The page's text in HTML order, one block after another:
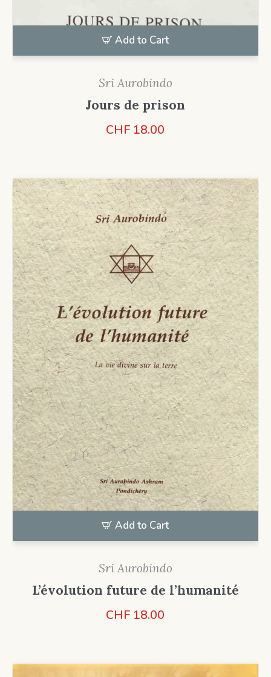
Add to Cart
Sri Aurobindo
Jours de prison
CHF 18.00
Add to Cart
Sri Aurobindo
L’évolution future de l’humanité
CHF 18.00